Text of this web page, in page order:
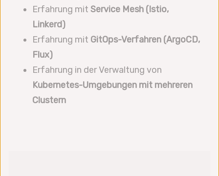
Erfahrung mit Service Mesh (Istio,
Linkerd)
Erfahrung mit GitOps-Verfahren (ArgoCD,
Flux)
Erfahrung in der Verwaltung von
Kubernetes-Umgebungen mit mehreren
Clustern